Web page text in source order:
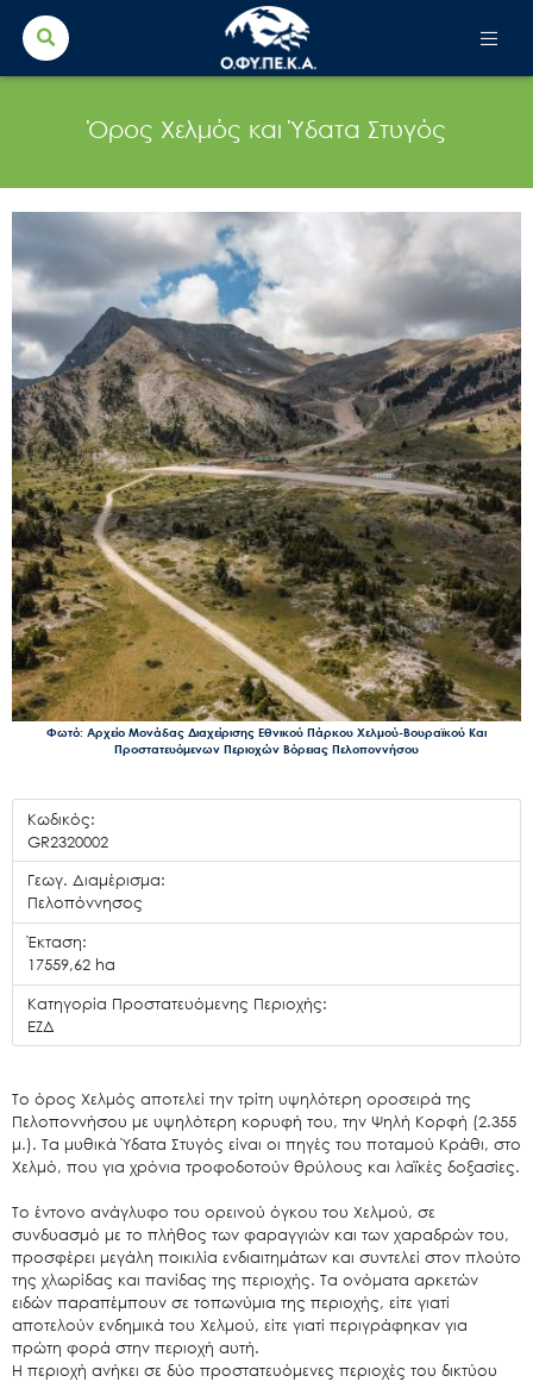
Search
for:
Όρος Χελμός και Ύδατα Στυγός
Φωτό: Αρχείο Μονάδας Διαχείρισης Εθνικού Πάρκου Χελμού-Βουραϊκού Και
Προστατευόμενων Περιοχών Βόρειας Πελοποννήσου
Κωδικός:
GR2320002
Γεωγ. Διαμέρισμα:
Πελοπόννησος
Έκταση:
17559,62 ha
Κατηγορία Προστατευόμενης Περιοχής:
ΕΖΔ
Το όρος Χελμός αποτελεί την τρίτη υψηλότερη οροσειρά της
Πελοποννήσου με υψηλότερη κορυφή του, την Ψηλή Κορφή (2.355
μ.). Τα μυθικά Ύδατα Στυγός είναι οι πηγές του ποταμού Κράθι, στο
Χελμό, που για χρόνια τροφοδοτούν θρύλους και λαϊκές δοξασίες.
Το έντονο ανάγλυφο του ορεινού όγκου του Χελμού, σε
συνδυασμό με το πλήθος των φαραγγιών και των χαραδρών του,
προσφέρει μεγάλη ποικιλία ενδιαιτημάτων και συντελεί στον πλούτο
της χλωρίδας και πανίδας της περιοχής. Τα ονόματα αρκετών
ειδών παραπέμπουν σε τοπωνύμια της περιοχής, είτε γιατί
αποτελούν ενδημικά του Χελμού, είτε γιατί περιγράφηκαν για
πρώτη φορά στην περιοχή αυτή.
Η περιοχή ανήκει σε δύο προστατευόμενες περιοχές του δικτύου